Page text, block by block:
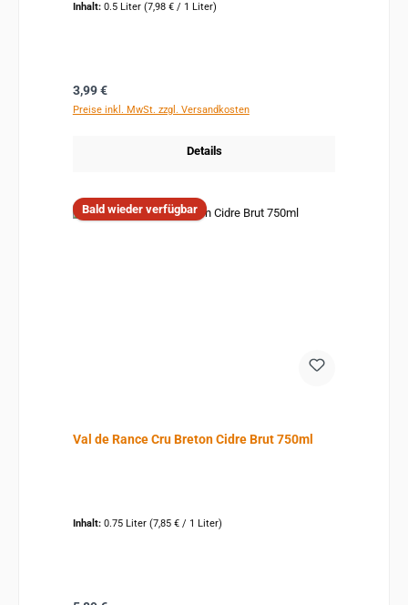
Inhalt: 0.5 Liter (7,98 € / 1 Liter)
Regulärer Preis:
3,99 €
Preise inkl. MwSt. zzgl. Versandkosten
Details
Bald wieder verfügbar
Val de Rance Cru Breton Cidre Brut 750ml
Inhalt: 0.75 Liter (7,85 € / 1 Liter)